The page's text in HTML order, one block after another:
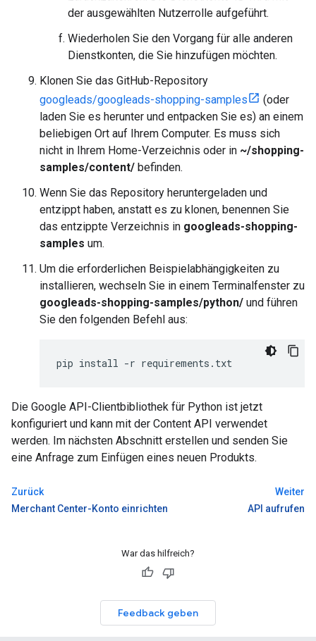
der ausgewählten Nutzerrolle aufgeführt.
Wiederholen Sie den Vorgang für alle anderen
Dienstkonten, die Sie hinzufügen möchten.
Klonen Sie das GitHub-Repository
googleads/googleads-shopping-samples
(oder
laden Sie es herunter und entpacken Sie es) an einem
beliebigen Ort auf Ihrem Computer. Es muss sich
nicht in Ihrem Home-Verzeichnis oder in ~/shopping-
samples/content/ befinden.
Wenn Sie das Repository heruntergeladen und
entzippt haben, anstatt es zu klonen, benennen Sie
das entzippte Verzeichnis in googleads-shopping-
samples um.
Um die erforderlichen Beispielabhängigkeiten zu
installieren, wechseln Sie in einem Terminalfenster zu
googleads-shopping-samples/python/ und führen
Sie den folgenden Befehl aus:
Die Google API-Clientbibliothek für Python ist jetzt
konfiguriert und kann mit der Content API verwendet
werden. Im nächsten Abschnitt erstellen und senden Sie
eine Anfrage zum Einfügen eines neuen Produkts.
Zurück
Merchant Center-Konto einrichten
Weiter
API aufrufen
War das hilfreich?
Feedback geben